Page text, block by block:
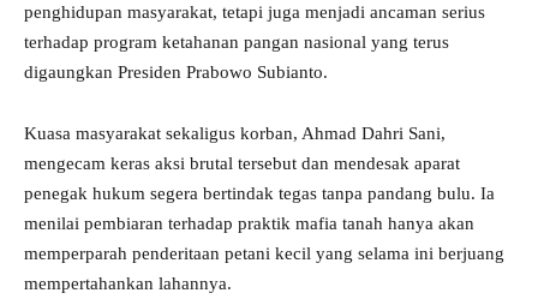
penghidupan masyarakat, tetapi juga menjadi ancaman serius
terhadap program ketahanan pangan nasional yang terus
digaungkan Presiden Prabowo Subianto.
Kuasa masyarakat sekaligus korban, Ahmad Dahri Sani,
mengecam keras aksi brutal tersebut dan mendesak aparat
penegak hukum segera bertindak tegas tanpa pandang bulu. Ia
menilai pembiaran terhadap praktik mafia tanah hanya akan
memperparah penderitaan petani kecil yang selama ini berjuang
mempertahankan lahannya.